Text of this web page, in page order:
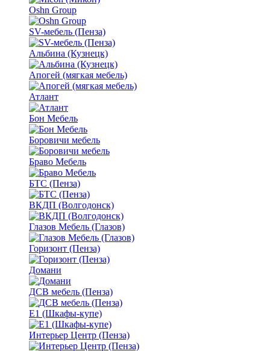
Oshn Group
SV-мебель (Пенза)
Альбина (Кузнецк)
Апогей (мягкая мебель)
Атлант
Бон Мебель
Боровичи мебель
Браво Мебель
БТС (Пенза)
ВКДП (Волгодонск)
Глазов Мебель (Глазов)
Горизонт (Пенза)
Домани
ДСВ мебель (Пенза)
Е1 (Шкафы-купе)
Интерьер Центр (Пенза)